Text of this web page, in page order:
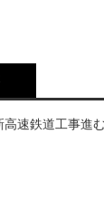
高速鉄道工事進